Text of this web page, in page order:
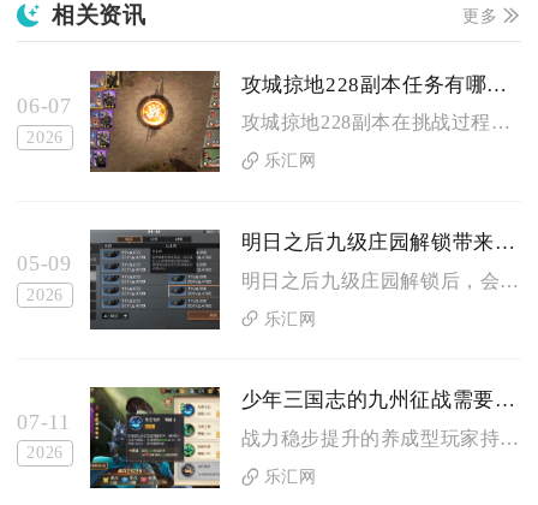
相关资讯 更多
06-07
2026
攻城掠地228副本任务有哪些限制条件
攻城掠地228副本在挑战过程中存在兵力配置、武将搭配、装备品...
乐汇网
05-09
2026
明日之后九级庄园解锁带来了哪些新玩法
明日之后九级庄园解锁后，会开放潜水探索、高阶建筑建造、全新家...
乐汇网
07-11
2026
少年三国志的九州征战需要多长时间才能完成
战力稳步提升的养成型玩家持续正常参与九州征战，完整打通全部关...
乐汇网